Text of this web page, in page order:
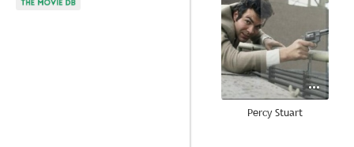
Percy Stuart